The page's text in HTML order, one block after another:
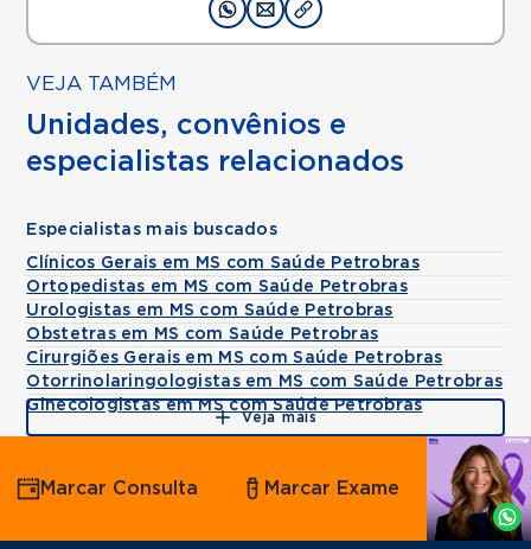
VEJA TAMBÉM
Unidades, convênios e
especialistas relacionados
Especialistas mais buscados
Clínicos Gerais em MS com Saúde Petrobras
Ortopedistas em MS com Saúde Petrobras
Urologistas em MS com Saúde Petrobras
Obstetras em MS com Saúde Petrobras
Cirurgiões Gerais em MS com Saúde Petrobras
Otorrinolaringologistas em MS com Saúde Petrobras
Ginecologistas em MS com Saúde Petrobras
Veja mais
Agende
por
Whatsapp
Marcar Consulta Marcar Exame